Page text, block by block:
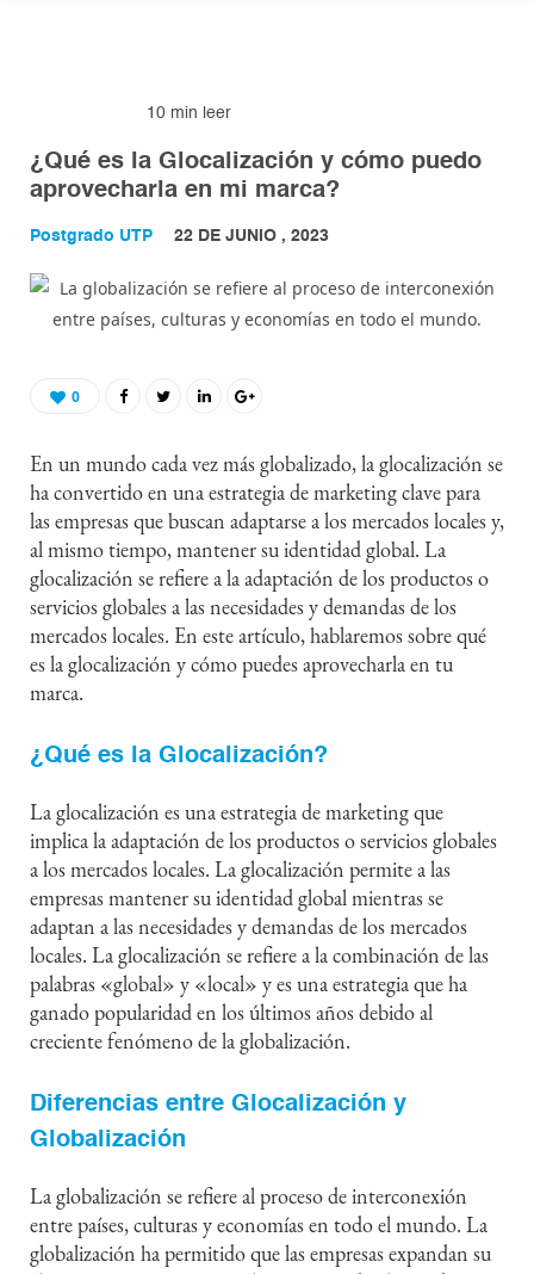
10 min leer
¿Qué es la Glocalización y cómo puedo
aprovecharla en mi marca?
Postgrado UTP 22 DE JUNIO , 2023
0
En un mundo cada vez más globalizado, la glocalización se
ha convertido en una estrategia de marketing clave para
las empresas que buscan adaptarse a los mercados locales y,
al mismo tiempo, mantener su identidad global. La
glocalización se refiere a la adaptación de los productos o
servicios globales a las necesidades y demandas de los
mercados locales. En este artículo, hablaremos sobre qué
es la glocalización y cómo puedes aprovecharla en tu
marca.
¿Qué es la Glocalización?
La glocalización es una estrategia de marketing que
implica la adaptación de los productos o servicios globales
a los mercados locales. La glocalización permite a las
empresas mantener su identidad global mientras se
adaptan a las necesidades y demandas de los mercados
locales. La glocalización se refiere a la combinación de las
palabras «global» y «local» y es una estrategia que ha
ganado popularidad en los últimos años debido al
creciente fenómeno de la globalización.
Diferencias entre Glocalización y
Globalización
La globalización se refiere al proceso de interconexión
entre países, culturas y economías en todo el mundo. La
globalización ha permitido que las empresas expandan su